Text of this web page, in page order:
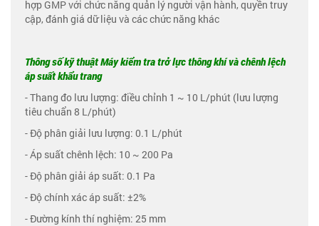
hợp GMP với chức năng quản lý người vận hành, quyền truy
cập, đánh giá dữ liệu và các chức năng khác
Thông số kỹ thuật Máy kiểm tra trở lực thông khí và chênh lệch
áp suất khẩu trang
- Thang đo lưu lượng: điều chỉnh 1 ~ 10 L/phút (lưu lượng
tiêu chuẩn 8 L/phút)
- Độ phân giải lưu lượng: 0.1 L/phút
- Áp suất chênh lệch: 10 ~ 200 Pa
- Độ phân giải áp suất: 0.1 Pa
- Độ chính xác áp suất: ±2%
- Đường kính thí nghiệm: 25 mm